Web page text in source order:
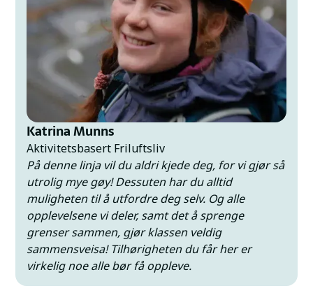
havgapet –alt og litt til, mindre enn en time unna
skolen. Hit kommer friluftslivsentusiaster fra hele
verden for å oppleve nordnorsk natur.
Det ekstra fine med alle valgmulighetene, er at du får
være med å diskutere hvilke turer vi skal ta. Herer
det gode muligheter for å påvirke året til å bli det
beste for deg! Om du har lyst til å utforske
omgivelsene på egen hånd – kan du gjerne låne
havkajakkene på ettermiddagstid eller dra på
hyttetur med vennene dine.
Katrina Munns
Aktivitetsbasert Friluftsliv
På denne linja vil du aldri kjede deg, for vi gjør så
utrolig mye gøy! Dessuten har du alltid
muligheten til å utfordre deg selv. Og alle
opplevelsene vi deler, samt det å sprenge
grenser sammen, gjør klassen veldig
sammensveisa! Tilhørigheten du får her er
virkelig noe alle bør få oppleve.
Læreren er fantastisk engasjert og